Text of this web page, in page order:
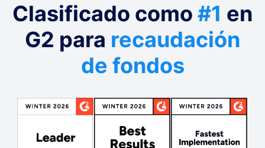
Clasificado como #1 en
G2 para recaudación
de fondos